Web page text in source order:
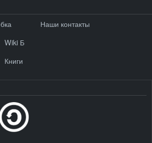
Wiki Б
Книги
Наши контакты